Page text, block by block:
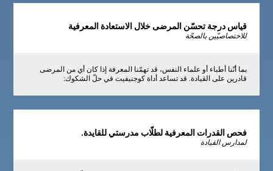
قياس درجة تحسّن المرضى خلال الاستعادة المعرفية
للاختصاصيّين بالصحّة
بما أنّنا أطباء أو علماء النفس، قد تهمّنا المعرفة إذا كان أي من المرضى
قادرين على القيادة. قد تساعد أداة كوجنيفيت في حلّ الشكوك:
فحص القدرات المعرفية لطلّاب مدرستي للقايدة.
لمدارس القيادة